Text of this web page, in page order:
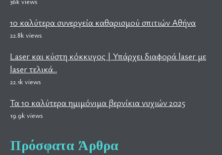
10 καλύτερα συνεργεία καθαρισμού σπιτιών Αθήνα
22.8k views
Laser και κύστη κόκκυγος | Υπάρχει διαφορά laser με
laser τελικά..
22.1k views
Τα 10 καλύτερα ημιμόνιμα βερνίκια νυχιών 2025
19.9k views
Πρόσφατα Άρθρα